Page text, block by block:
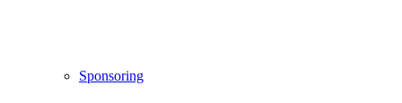
Sponsoring